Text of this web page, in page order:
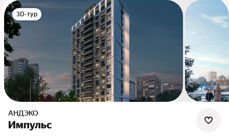
3D-тур
АНДЭКО
Импульс